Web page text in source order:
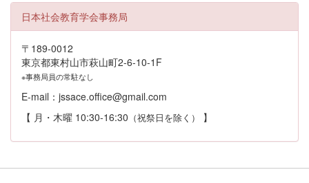
日本社会教育学会事務局
〒189-0012
東京都東村山市萩山町2-6-10-1F
※事務局員の常駐なし
E-mail：jssace.office@gmail.com
【 月・木曜 10:30-16:30 （祝祭日を除く） 】